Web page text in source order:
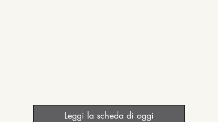
Leggi la scheda di oggi